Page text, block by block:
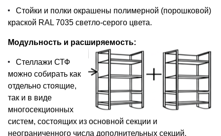
Стойки и полки окрашены полимерной (порошковой)
краской RAL 7035 светло-серого цвета.
Модульность и расширяемость:
Стеллажи СТФ
можно собирать как
отдельно стоящие,
так и в виде
многосекционных
систем, состоящих из основной секции и
неограниченного числа дополнительных секций.